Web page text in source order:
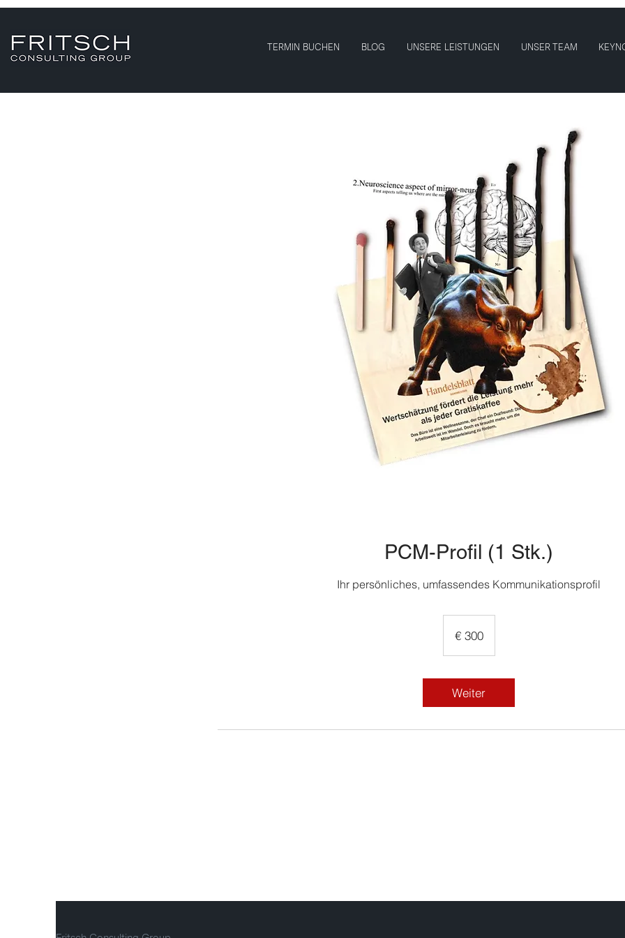
TERMIN BUCHEN BLOG UNSERE LEISTUNGEN UNSER TEAM
PCM-Profil (1 Stk.)
Ihr persönliches, umfassendes Kommunikationsprofil
€ 300
Weiter